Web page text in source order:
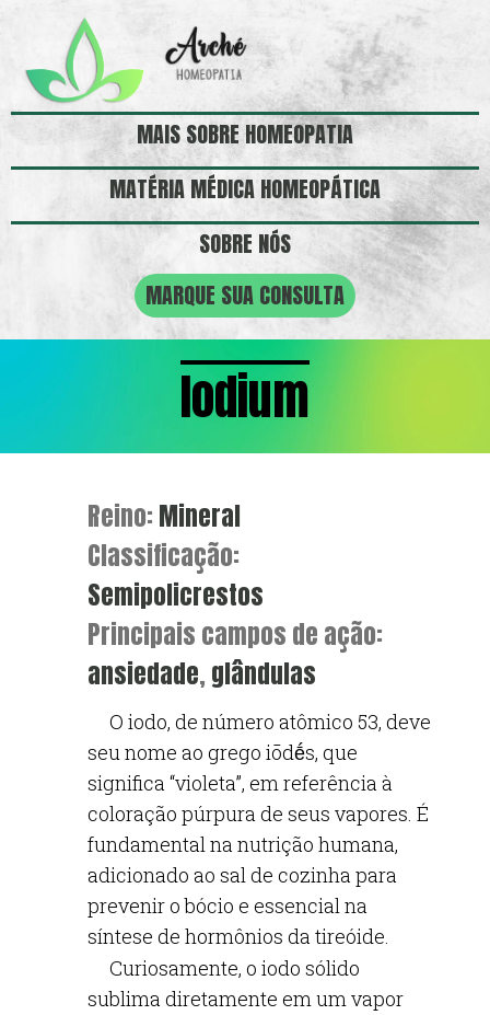
MAIS SOBRE HOMEOPATIA
MATÉRIA MÉDICA HOMEOPÁTICA
SOBRE NÓS
MARQUE SUA CONSULTA
Iodium
Reino: Mineral
Classificação:
Semipolicrestos
Principais campos de ação:
ansiedade, glândulas
O iodo, de número atômico 53, deve
seu nome ao grego iōdḗs, que
significa “violeta”, em referência à
coloração púrpura de seus vapores. É
fundamental na nutrição humana,
adicionado ao sal de cozinha para
prevenir o bócio e essencial na
síntese de hormônios da tireóide.
Curiosamente, o iodo sólido
sublima diretamente em um vapor